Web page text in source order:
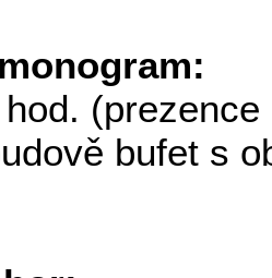
(prezence
bufet s